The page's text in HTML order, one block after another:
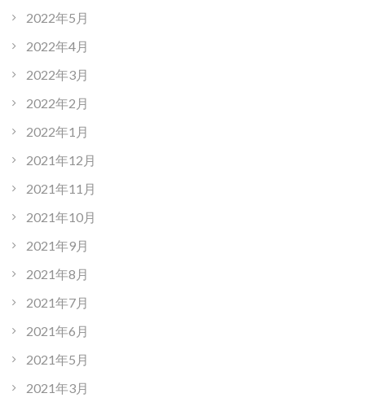
2022年5月
2022年4月
2022年3月
2022年2月
2022年1月
2021年12月
2021年11月
2021年10月
2021年9月
2021年8月
2021年7月
2021年6月
2021年5月
2021年3月